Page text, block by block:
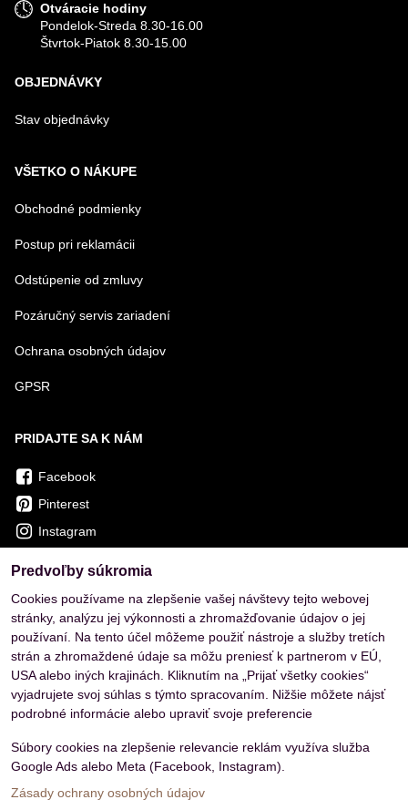
Otváracie hodiny
Pondelok-Streda 8.30-16.00
Štvrtok-Piatok 8.30-15.00
OBJEDNÁVKY
Stav objednávky
VŠETKO O NÁKUPE
Obchodné podmienky
Postup pri reklamácii
Odstúpenie od zmluvy
Pozáručný servis zariadení
Ochrana osobných údajov
GPSR
PRIDAJTE SA K NÁM
Facebook
Pinterest
Instagram
Predvoľby súkromia
Cookies používame na zlepšenie vašej návštevy tejto webovej
stránky, analýzu jej výkonnosti a zhromažďovanie údajov o jej
používaní. Na tento účel môžeme použiť nástroje a služby tretích
strán a zhromaždené údaje sa môžu preniesť k partnerom v EÚ,
USA alebo iných krajinách. Kliknutím na „Prijať všetky cookies“
vyjadrujete svoj súhlas s týmto spracovaním. Nižšie môžete nájsť
podrobné informácie alebo upraviť svoje preferencie
Súbory cookies na zlepšenie relevancie reklám využíva služba
Google Ads alebo Meta (Facebook, Instagram).
Zásady ochrany osobných údajov